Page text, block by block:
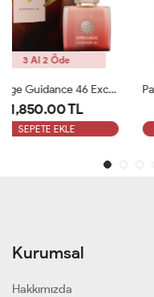
1,400.00 TL
SEPETE EKLE
Kurumsal
Hakkımızda